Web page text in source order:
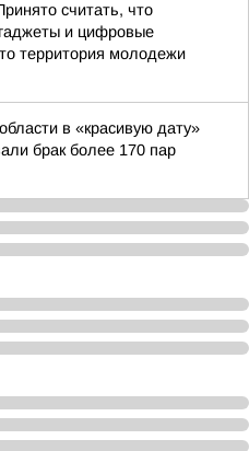
считать, что
и цифровые
территория молодежи
в «красивую дату»
брак более 170 пар